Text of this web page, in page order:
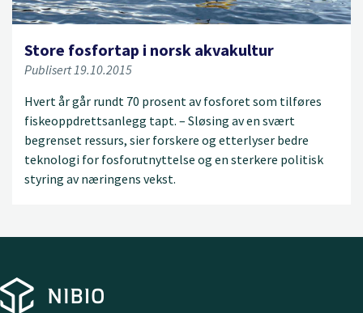
Store fosfortap i norsk akvakultur
Publisert 19.10.2015
Hvert år går rundt 70 prosent av fosforet som tilføres
fiskeoppdrettsanlegg tapt. – Sløsing av en svært
begrenset ressurs, sier forskere og etterlyser bedre
teknologi for fosforutnyttelse og en sterkere politisk
styring av næringens vekst.